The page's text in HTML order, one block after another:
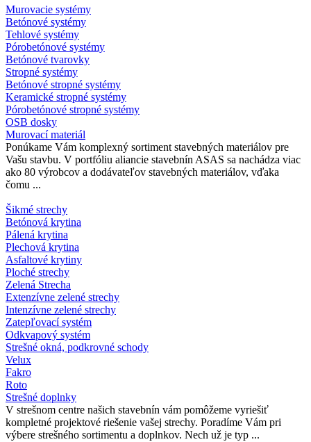
Murovacie systémy
Betónové systémy
Tehlové systémy
Pórobetónové systémy
Betónové tvarovky
Stropné systémy
Betónové stropné systémy
Keramické stropné systémy
Pórobetónové stropné systémy
OSB dosky
Murovací materiál
Ponúkame Vám komplexný sortiment stavebných materiálov pre
Vašu stavbu. V portfóliu aliancie stavebnín ASAS sa nachádza viac
ako 80 výrobcov a dodávateľov stavebných materiálov, vďaka
čomu ...
Šikmé strechy
Betónová krytina
Pálená krytina
Plechová krytina
Asfaltové krytiny
Ploché strechy
Zelená Strecha
Extenzívne zelené strechy
Intenzívne zelené strechy
Zatepľovací systém
Odkvapový systém
Strešné okná, podkrovné schody
Velux
Fakro
Roto
Strešné doplnky
V strešnom centre našich stavebnín vám pomôžeme vyriešiť
kompletné projektové riešenie vašej strechy. Poradíme Vám pri
výbere strešného sortimentu a doplnkov. Nech už je typ ...